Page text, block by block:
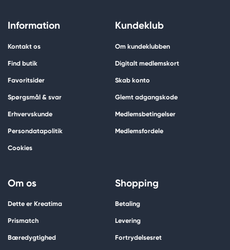
Information
Kontakt os
Find butik
Favoritsider
Spørgsmål & svar
Erhvervskunde
Persondatapolitik
Cookies
Kundeklub
Om kundeklubben
Digitalt medlemskort
Skab konto
Glemt adgangskode
Medlemsbetingelser
Medlemsfordele
Om os
Dette er Kreatima
Prismatch
Bæredygtighed
Shopping
Betaling
Levering
Fortrydelsesret